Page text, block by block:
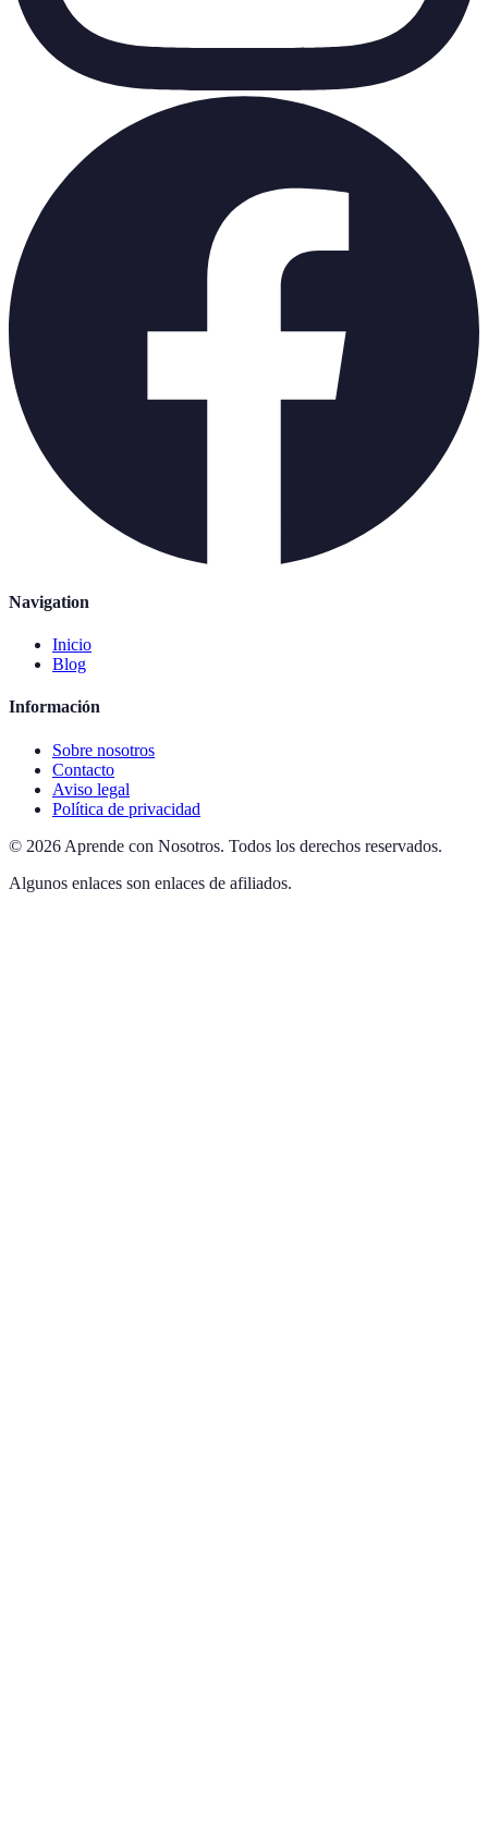
Navigation
Inicio
Blog
Información
Sobre nosotros
Contacto
Aviso legal
Política de privacidad
© 2026 Aprende con Nosotros. Todos los derechos reservados.
Algunos enlaces son enlaces de afiliados.